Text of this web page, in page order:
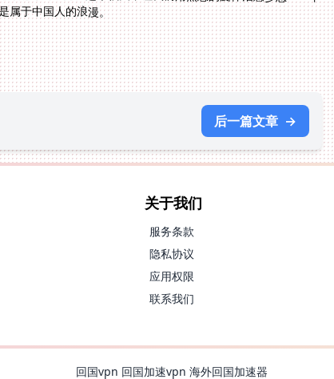
属于中国人的浪漫。
后一篇文章 →
关于我们
服务条款
隐私协议
应用权限
联系我们
回国vpn 回国加速vpn 海外回国加速器